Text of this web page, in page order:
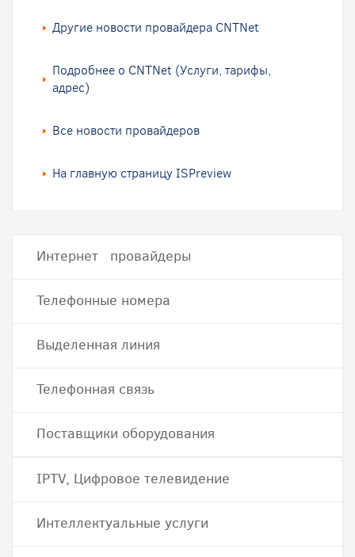
Другие новости провайдера CNTNet
Подробнее о CNTNet (Услуги, тарифы,
адрес)
Все новости провайдеров
На главную страницу ISPreview
Интернет провайдеры
Телефонные номера
Выделенная линия
Телефонная связь
Поставщики оборудования
IPTV, Цифровое телевидение
Интеллектуальные услуги